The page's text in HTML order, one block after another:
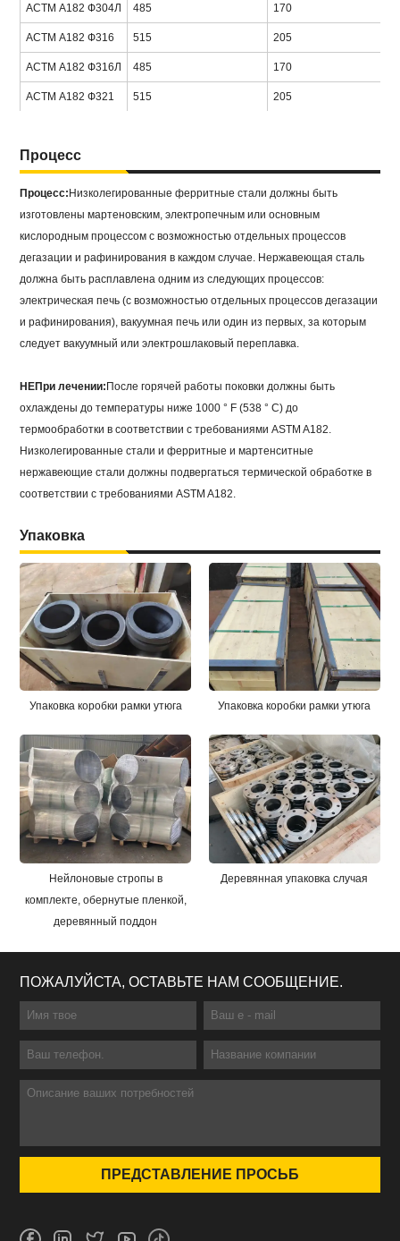
АСТМ А182 Ф304Л 485 170
АСТМ А182 Ф316 515 205
АСТМ А182 Ф316Л 485 170
АСТМ А182 Ф321 515 205
Процесс
Процесс:Низколегированные ферритные стали должны быть
изготовлены мартеновским, электропечным или основным
кислородным процессом с возможностью отдельных процессов
дегазации и рафинирования в каждом случае. Нержавеющая сталь
должна быть расплавлена одним из следующих процессов:
электрическая печь (с возможностью отдельных процессов дегазации
и рафинирования), вакуумная печь или один из первых, за которым
следует вакуумный или электрошлаковый переплавка.
HEПри лечении:После горячей работы поковки должны быть
охлаждены до температуры ниже 1000 ° F (538 ° C) до
термообработки в соответствии с требованиями ASTM A182.
Низколегированные стали и ферритные и мартенситные
нержавеющие стали должны подвергаться термической обработке в
соответствии с требованиями ASTM A182.
Упаковка
Упаковка коробки рамки утюга Упаковка коробки рамки утюга
Нейлоновые стропы в
комплекте, обернутые пленкой,
деревянный поддон
Деревянная упаковка случая
ПОЖАЛУЙСТА, ОСТАВЬТЕ НАМ СООБЩЕНИЕ.